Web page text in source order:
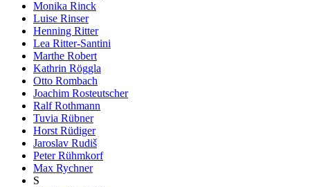
Monika Rinck
Luise Rinser
Henning Ritter
Lea Ritter-Santini
Marthe Robert
Kathrin Röggla
Otto Rombach
Joachim Rosteutscher
Ralf Rothmann
Tuvia Rübner
Horst Rüdiger
Jaroslav Rudiš
Peter Rühmkorf
Max Rychner
S